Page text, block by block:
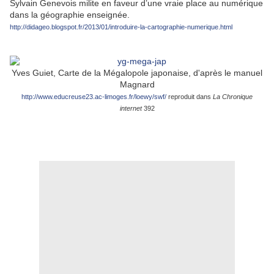
Sylvain Genevois milite en faveur d’une vraie place au numérique
dans la géographie enseignée.
http://didageo.blogspot.fr/2013/01/introduire-la-cartographie-numerique.html
Yves Guiet, Carte de la Mégalopole japonaise, d'après le manuel
Magnard
http://www.educreuse23.ac-limoges.fr/loewy/swf/ reproduit dans La Chronique
internet392